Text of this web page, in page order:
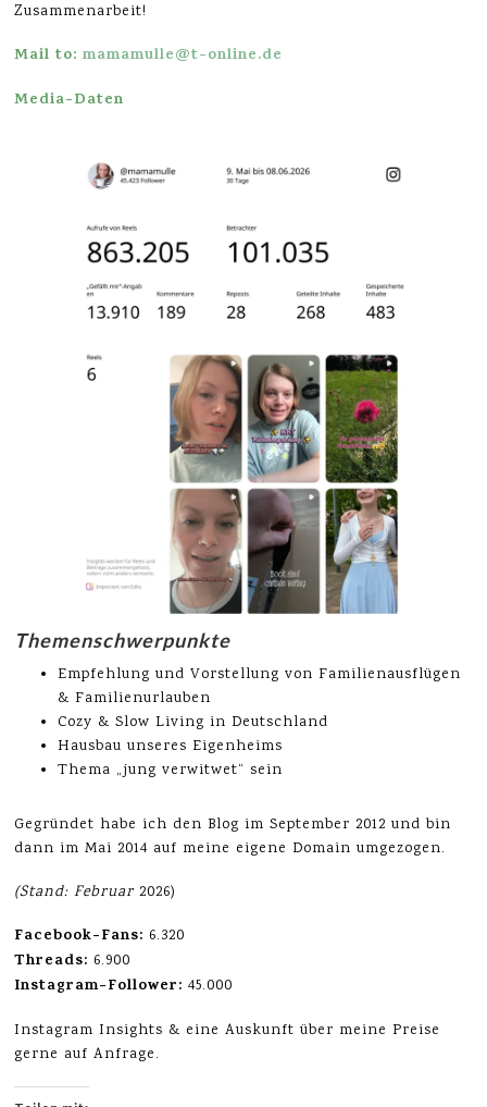
Zusammenarbeit!
Mail to: mamamulle@t-online.de
Media-Daten
Themenschwerpunkte
Empfehlung und Vorstellung von Familienausflügen
& Familienurlauben
Cozy & Slow Living in Deutschland
Hausbau unseres Eigenheims
Thema „jung verwitwet“ sein
Gegründet habe ich den Blog im September 2012 und bin
dann im Mai 2014 auf meine eigene Domain umgezogen.
(Stand: Februar2026)
Facebook-Fans: 6.320
Threads: 6.900
Instagram-Follower: 45.000
Instagram Insights & eine Auskunft über meine Preise
gerne auf Anfrage.